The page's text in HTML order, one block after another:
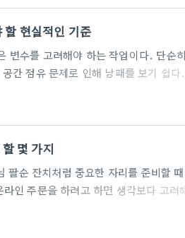
하다는 것을 깨달았습니다. 과연 우리
그리고 그 비용만큼의…
할 현실적인 기준
변수를 고려해야 하는 작업이다. 단순
간 점유 문제로 인해 낭패를 보기 쉽다.
성원의 이동 동선이다. 대부분의 사무실
식물이 많다. 사무실대형화분을 들일
베리아처럼 저조도에서도 잘…
몇 가지
순 잔치처럼 중요한 자리를 준비할
인 주문을 하려고 하면 생각보다 고려
다양하지만, 석적이나 지방 소도시의